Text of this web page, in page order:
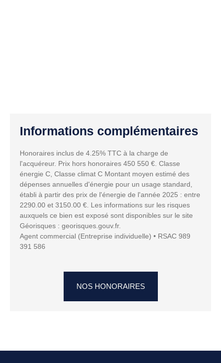
Informations complémentaires
Honoraires inclus de 4.25% TTC à la charge de
l'acquéreur. Prix hors honoraires 450 550 €. Classe
énergie C, Classe climat C Montant moyen estimé des
dépenses annuelles d'énergie pour un usage standard,
établi à partir des prix de l'énergie de l'année 2025 : entre
2290.00 et 3150.00 €. Les informations sur les risques
auxquels ce bien est exposé sont disponibles sur le site
Géorisques : georisques.gouv.fr.
Agent commercial (Entreprise individuelle) • RSAC 989
391 586
NOS HONORAIRES